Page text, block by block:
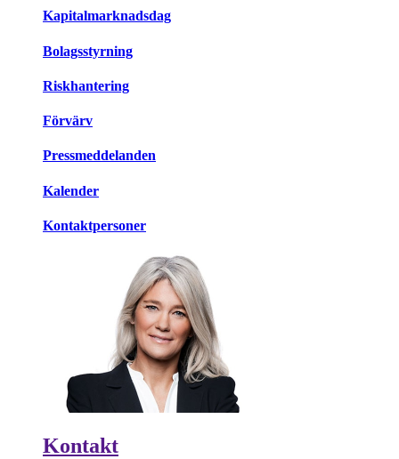
Kapitalmarknadsdag
Bolagsstyrning
Riskhantering
Förvärv
Pressmeddelanden
Kalender
Kontaktpersoner
Kontakt